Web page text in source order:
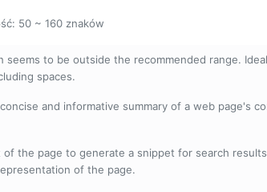
50 ~ 160 znaków
to be outside the recommended range.
spaces.
and informative summary of a web page's
the page to generate a snippet for search
of the page.